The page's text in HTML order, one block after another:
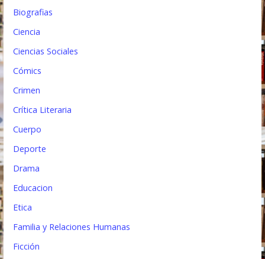
d
a
Biografias
Ciencia
Ciencias Sociales
Cómics
Crimen
Crítica Literaria
Cuerpo
Deporte
Drama
Educacion
Etica
Familia y Relaciones Humanas
Ficción